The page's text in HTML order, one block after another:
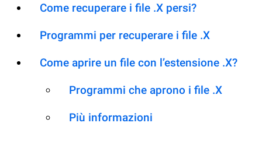
Come recuperare i file .X persi?
Programmi per recuperare i file .X
Come aprire un file con l’estensione .X?
Programmi che aprono i file .X
Più informazioni